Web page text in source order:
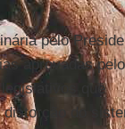
pelo
aprovadas pelo
que
distorção do